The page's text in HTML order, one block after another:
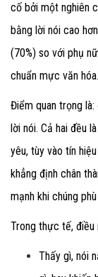
cố bởi một nghiên
bằng lời nói cao
(70%) so với phụ
chuẩn mực văn hóa.
Điểm quan trọng
lời nói. Cả hai đều
yêu, tùy vào tín
khẳng định chân
mạnh khi chúng
Trong thực tế, điều
Thấy gì, nói